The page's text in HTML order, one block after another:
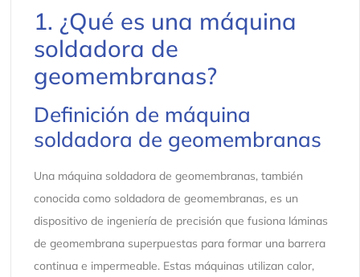
1. ¿Qué es una máquina
soldadora de
geomembranas?
Definición de máquina
soldadora de geomembranas
Una máquina soldadora de geomembranas, también
conocida como soldadora de geomembranas, es un
dispositivo de ingeniería de precisión que fusiona láminas
de geomembrana superpuestas para formar una barrera
continua e impermeable. Estas máquinas utilizan calor,